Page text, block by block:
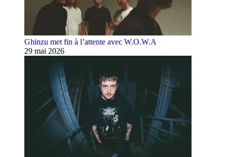
Ghinzu met fin à l’attente avec W.O.W.A
29 mai 2026